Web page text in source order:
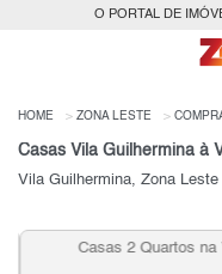
O PORTAL DE
HOME ZONA LESTE
Casas Vila Guilhermina à
Vila Guilhermina, Zona Leste
Casas 2 Quartos na